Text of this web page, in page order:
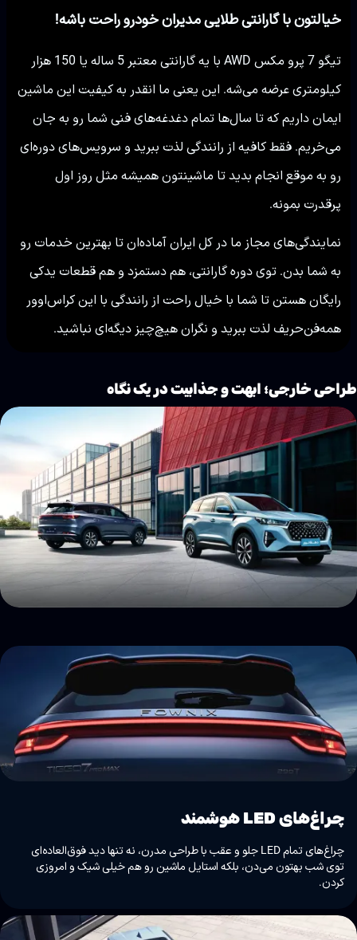
خیالتون با گارانتی طلایی مدیران خودرو راحت باشه!
تیگو 7 پرو مکس AWD با یه گارانتی معتبر 5 ساله یا 150 هزار
کیلومتری عرضه می‌شه. این یعنی ما انقدر به کیفیت این ماشین
ایمان داریم که تا سال‌ها تمام دغدغه‌های فنی شما رو به جان
می‌خریم. فقط کافیه از رانندگی لذت ببرید و سرویس‌های دوره‌ای
رو به موقع انجام بدید تا ماشینتون همیشه مثل روز اول
پرقدرت بمونه.
نمایندگی‌های مجاز ما در کل ایران آماده‌ان تا بهترین خدمات رو
به شما بدن. توی دوره گارانتی، هم دستمزد و هم قطعات یدکی
رایگان هستن تا شما با خیال راحت از رانندگی با این کراس‌اوور
همه‌فن‌حریف لذت ببرید و نگران هیچ‌چیز دیگه‌ای نباشید.
خارجی؛ ابهت و جذابیت در یک نگاه
چراغ‌های LED هوشمند
چراغ‌های تمام LED جلو و عقب با طراحی مدرن، نه تنها دید فوق‌العاده‌ای
توی شب بهتون می‌دن، بلکه استایل ماشین رو هم خیلی شیک و امروزی
کردن.